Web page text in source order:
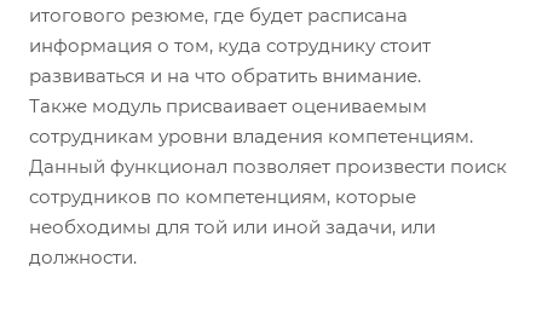
итогового резюме, где будет расписана
информация о том, куда сотруднику стоит
развиваться и на что обратить внимание.
Также модуль присваивает оцениваемым
сотрудникам уровни владения компетенциям.
Данный функционал позволяет произвести поиск
сотрудников по компетенциям, которые
необходимы для той или иной задачи, или
должности.